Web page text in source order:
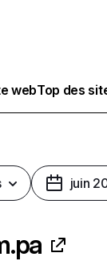
webTop des
juin